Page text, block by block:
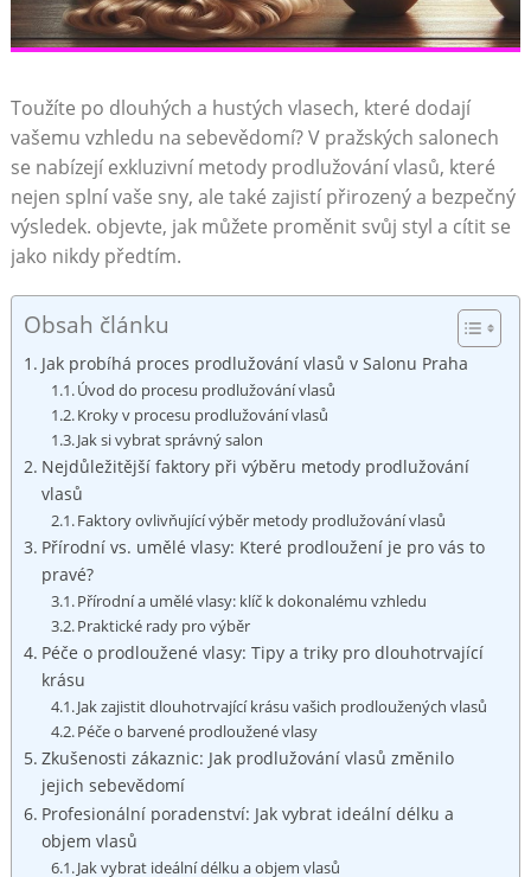
Toužíte po dlouhých a hustých vlasech, které dodají
vašemu vzhledu na sebevědomí? V pražských salonech
se nabízejí exkluzivní metody prodlužování vlasů, které
nejen splní vaše sny, ale také zajistí přirozený a bezpečný
výsledek. objevte, jak můžete proměnit svůj styl a cítit se
jako nikdy předtím.
Obsah článku
Jak probíhá proces prodlužování vlasů v Salonu Praha
Úvod do procesu prodlužování vlasů
Kroky v procesu prodlužování vlasů
Jak si vybrat správný salon
Nejdůležitější faktory při výběru metody prodlužování
vlasů
Faktory ovlivňující výběr metody prodlužování vlasů
Přírodní vs. umělé vlasy: Které prodloužení je pro vás to
pravé?
Přírodní a umělé vlasy: klíč k dokonalému vzhledu
Praktické rady pro výběr
Péče o prodloužené vlasy: Tipy a triky pro dlouhotrvající
krásu
Jak zajistit dlouhotrvající krásu vašich prodloužených vlasů
Péče o barvené prodloužené vlasy
Zkušenosti zákaznic: Jak prodlužování vlasů změnilo
jejich sebevědomí
Profesionální poradenství: Jak vybrat ideální délku a
objem vlasů
Jak vybrat ideální délku a objem vlasů